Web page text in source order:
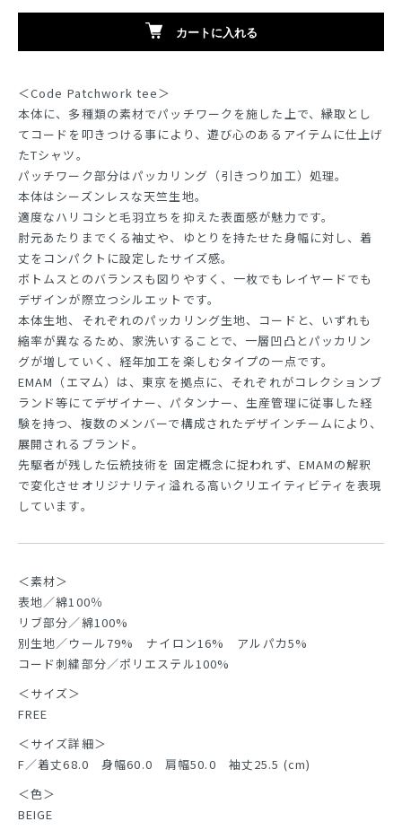
カートに入れる
＜Code Patchwork tee＞
本体に、多種類の素材でパッチワークを施した上で、縁取とし
てコードを叩きつける事により、遊び心のあるアイテムに仕上げ
たTシャツ。
パッチワーク部分はパッカリング（引きつり加工）処理。
本体はシーズンレスな天竺生地。
適度なハリコシと毛羽立ちを抑えた表面感が魅力です。
肘元あたりまでくる袖丈や、ゆとりを持たせた身幅に対し、着
丈をコンパクトに設定したサイズ感。
ボトムスとのバランスも図りやすく、一枚でもレイヤードでも
デザインが際立つシルエットです。
本体生地、それぞれのパッカリング生地、コードと、いずれも
縮率が異なるため、家洗いすることで、一層凹凸とパッカリン
グが増していく、経年加工を楽しむタイプの一点です。
EMAM（エマム）は、東京を拠点に、それぞれがコレクションブ
ランド等にてデザイナー、パタンナー、生産管理に従事した経
験を持つ、複数のメンバーで構成されたデザインチームにより、
展開されるブランド。
先駆者が残した伝統技術を 固定概念に捉われず、EMAMの解釈
で変化させオリジナリティ溢れる高いクリエイティビティを表現
しています。
＜素材＞
表地／綿100％
リブ部分／綿100%
別生地／ウール79% ナイロン16% アルパカ5%
コード刺繍部分／ポリエステル100%
＜サイズ＞
FREE
＜サイズ詳細＞
F／着丈68.0 身幅60.0 肩幅50.0 袖丈25.5 (cm)
＜色＞
BEIGE